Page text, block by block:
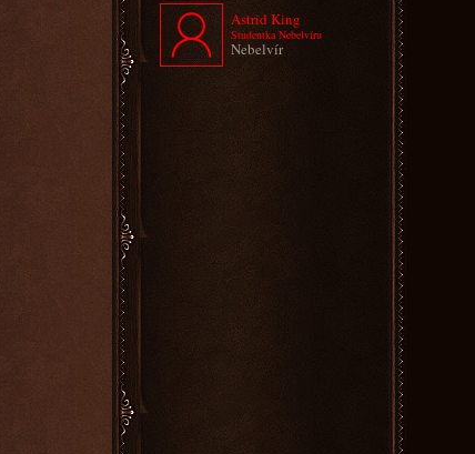
Astrid King
Studentka Nebelvíru
Nebelvír